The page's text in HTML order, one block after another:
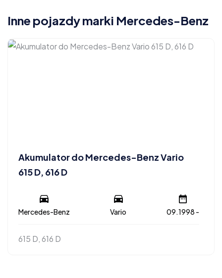
Inne pojazdy marki Mercedes-Benz
Akumulator do Mercedes-Benz Vario
615 D, 616 D
Mercedes-Benz Vario 09.1998 -
615 D, 616 D